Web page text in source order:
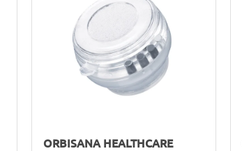
ORBISANA HEALTHCARE